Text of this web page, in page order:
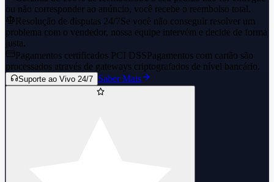
ou não corresponder ao anúncio, você recebe o reembolso total.
Resolução de disputas 24/7Se você não conseguir resolver um
problema com o vendedor, nossa equipe intervém e decide de forma
justa.
Pagamentos certificados PCI DSSPagamentos com cartão são
processados através de gateways criptografados de nível bancário.
Suporte ao Vivo 24/7 Saber Mais